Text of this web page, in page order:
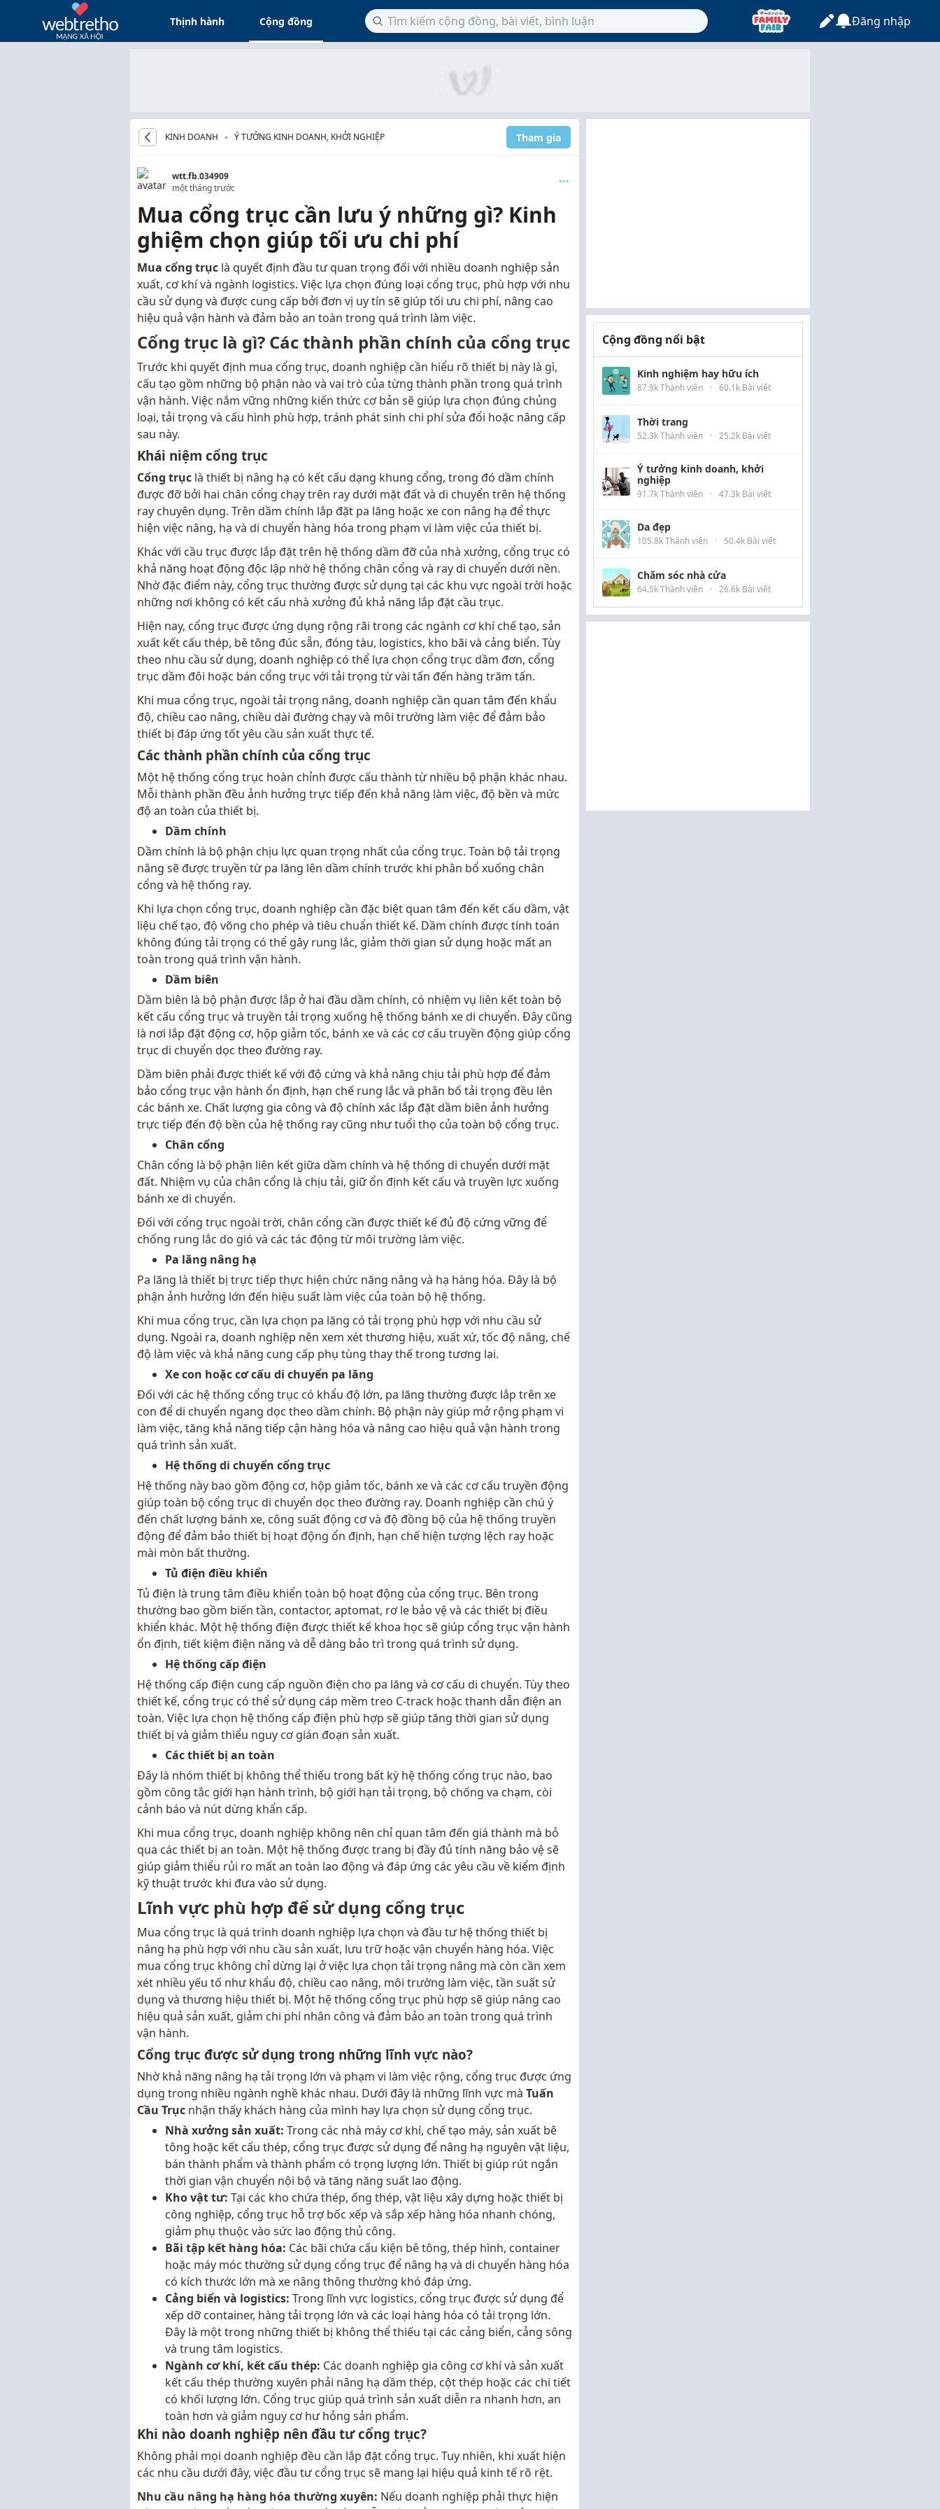
Thịnh hành Cộng đồng Đăng nhập
KINH DOANH Ý TƯỞNG KINH DOANH, KHỞI NGHIỆP Tham gia
wtt.fb.034909
một tháng trước
Mua cổng trục cần lưu ý những gì? Kinh
ghiệm chọn giúp tối ưu chi phí
Mua cổng trục là quyết định đầu tư quan trọng đối với nhiều doanh nghiệp sản
xuất, cơ khí và ngành logistics. Việc lựa chọn đúng loại cổng trục, phù hợp với nhu
cầu sử dụng và được cung cấp bởi đơn vị uy tín sẽ giúp tối ưu chi phí, nâng cao
hiệu quả vận hành và đảm bảo an toàn trong quá trình làm việc.
Cổng trục là gì? Các thành phần chính của cổng trục
Trước khi quyết định mua cổng trục, doanh nghiệp cần hiểu rõ thiết bị này là gì,
cấu tạo gồm những bộ phận nào và vai trò của từng thành phần trong quá trình
vận hành. Việc nắm vững những kiến thức cơ bản sẽ giúp lựa chọn đúng chủng
loại, tải trọng và cấu hình phù hợp, tránh phát sinh chi phí sửa đổi hoặc nâng cấp
sau này.
Khái niệm cổng trục
Cổng trục là thiết bị nâng hạ có kết cấu dạng khung cổng, trong đó dầm chính
được đỡ bởi hai chân cổng chạy trên ray dưới mặt đất và di chuyển trên hệ thống
ray chuyên dụng. Trên dầm chính lắp đặt pa lăng hoặc xe con nâng hạ để thực
hiện việc nâng, hạ và di chuyển hàng hóa trong phạm vi làm việc của thiết bị.
Khác với cầu trục được lắp đặt trên hệ thống dầm đỡ của nhà xưởng, cổng trục có
khả năng hoạt động độc lập nhờ hệ thống chân cổng và ray di chuyển dưới nền.
Nhờ đặc điểm này, cổng trục thường được sử dụng tại các khu vực ngoài trời hoặc
những nơi không có kết cấu nhà xưởng đủ khả năng lắp đặt cầu trục.
Hiện nay, cổng trục được ứng dụng rộng rãi trong các ngành cơ khí chế tạo, sản
xuất kết cấu thép, bê tông đúc sẵn, đóng tàu, logistics, kho bãi và cảng biển. Tùy
theo nhu cầu sử dụng, doanh nghiệp có thể lựa chọn cổng trục dầm đơn, cổng
trục dầm đôi hoặc bán cổng trục với tải trọng từ vài tấn đến hàng trăm tấn.
Khi mua cổng trục, ngoài tải trọng nâng, doanh nghiệp cần quan tâm đến khẩu
độ, chiều cao nâng, chiều dài đường chạy và môi trường làm việc để đảm bảo
thiết bị đáp ứng tốt yêu cầu sản xuất thực tế.
Các thành phần chính của cổng trục
Một hệ thống cổng trục hoàn chỉnh được cấu thành từ nhiều bộ phận khác nhau.
Mỗi thành phần đều ảnh hưởng trực tiếp đến khả năng làm việc, độ bền và mức
độ an toàn của thiết bị.
Dầm chính
Dầm chính là bộ phận chịu lực quan trọng nhất của cổng trục. Toàn bộ tải trọng
nâng sẽ được truyền từ pa lăng lên dầm chính trước khi phân bổ xuống chân
cổng và hệ thống ray.
Khi lựa chọn cổng trục, doanh nghiệp cần đặc biệt quan tâm đến kết cấu dầm, vật
liệu chế tạo, độ võng cho phép và tiêu chuẩn thiết kế. Dầm chính được tính toán
không đúng tải trọng có thể gây rung lắc, giảm thời gian sử dụng hoặc mất an
toàn trong quá trình vận hành.
Dầm biên
Dầm biên là bộ phận được lắp ở hai đầu dầm chính, có nhiệm vụ liên kết toàn bộ
kết cấu cổng trục và truyền tải trọng xuống hệ thống bánh xe di chuyển. Đây cũng
là nơi lắp đặt động cơ, hộp giảm tốc, bánh xe và các cơ cấu truyền động giúp cổng
trục di chuyển dọc theo đường ray.
Dầm biên phải được thiết kế với độ cứng và khả năng chịu tải phù hợp để đảm
bảo cổng trục vận hành ổn định, hạn chế rung lắc và phân bố tải trọng đều lên
các bánh xe. Chất lượng gia công và độ chính xác lắp đặt dầm biên ảnh hưởng
trực tiếp đến độ bền của hệ thống ray cũng như tuổi thọ của toàn bộ cổng trục.
Chân cổng
Chân cổng là bộ phận liên kết giữa dầm chính và hệ thống di chuyển dưới mặt
đất. Nhiệm vụ của chân cổng là chịu tải, giữ ổn định kết cấu và truyền lực xuống
bánh xe di chuyển.
Đối với cổng trục ngoài trời, chân cổng cần được thiết kế đủ độ cứng vững để
chống rung lắc do gió và các tác động từ môi trường làm việc.
Pa lăng nâng hạ
Pa lăng là thiết bị trực tiếp thực hiện chức năng nâng và hạ hàng hóa. Đây là bộ
phận ảnh hưởng lớn đến hiệu suất làm việc của toàn bộ hệ thống.
Khi mua cổng trục, cần lựa chọn pa lăng có tải trọng phù hợp với nhu cầu sử
dụng. Ngoài ra, doanh nghiệp nên xem xét thương hiệu, xuất xứ, tốc độ nâng, chế
độ làm việc và khả năng cung cấp phụ tùng thay thế trong tương lai.
Xe con hoặc cơ cấu di chuyển pa lăng
Đối với các hệ thống cổng trục có khẩu độ lớn, pa lăng thường được lắp trên xe
con để di chuyển ngang dọc theo dầm chính. Bộ phận này giúp mở rộng phạm vi
làm việc, tăng khả năng tiếp cận hàng hóa và nâng cao hiệu quả vận hành trong
quá trình sản xuất.
Hệ thống di chuyển cổng trục
Hệ thống này bao gồm động cơ, hộp giảm tốc, bánh xe và các cơ cấu truyền động
giúp toàn bộ cổng trục di chuyển dọc theo đường ray. Doanh nghiệp cần chú ý
đến chất lượng bánh xe, công suất động cơ và độ đồng bộ của hệ thống truyền
động để đảm bảo thiết bị hoạt động ổn định, hạn chế hiện tượng lệch ray hoặc
mài mòn bất thường.
Tủ điện điều khiển
Tủ điện là trung tâm điều khiển toàn bộ hoạt động của cổng trục. Bên trong
thường bao gồm biến tần, contactor, aptomat, rơ le bảo vệ và các thiết bị điều
khiển khác. Một hệ thống điện được thiết kế khoa học sẽ giúp cổng trục vận hành
ổn định, tiết kiệm điện năng và dễ dàng bảo trì trong quá trình sử dụng.
Hệ thống cấp điện
Hệ thống cấp điện cung cấp nguồn điện cho pa lăng và cơ cấu di chuyển. Tùy theo
thiết kế, cổng trục có thể sử dụng cáp mềm treo C-track hoặc thanh dẫn điện an
toàn. Việc lựa chọn hệ thống cấp điện phù hợp sẽ giúp tăng thời gian sử dụng
thiết bị và giảm thiểu nguy cơ gián đoạn sản xuất.
Các thiết bị an toàn
Đây là nhóm thiết bị không thể thiếu trong bất kỳ hệ thống cổng trục nào, bao
gồm công tắc giới hạn hành trình, bộ giới hạn tải trọng, bộ chống va chạm, còi
cảnh báo và nút dừng khẩn cấp.
Khi mua cổng trục, doanh nghiệp không nên chỉ quan tâm đến giá thành mà bỏ
qua các thiết bị an toàn. Một hệ thống được trang bị đầy đủ tính năng bảo vệ sẽ
giúp giảm thiểu rủi ro mất an toàn lao động và đáp ứng các yêu cầu về kiểm định
kỹ thuật trước khi đưa vào sử dụng.
Lĩnh vực phù hợp để sử dụng cổng trục
Mua cổng trục là quá trình doanh nghiệp lựa chọn và đầu tư hệ thống thiết bị
nâng hạ phù hợp với nhu cầu sản xuất, lưu trữ hoặc vận chuyển hàng hóa. Việc
mua cổng trục không chỉ dừng lại ở việc lựa chọn tải trọng nâng mà còn cần xem
xét nhiều yếu tố như khẩu độ, chiều cao nâng, môi trường làm việc, tần suất sử
dụng và thương hiệu thiết bị. Một hệ thống cổng trục phù hợp sẽ giúp nâng cao
hiệu quả sản xuất, giảm chi phí nhân công và đảm bảo an toàn trong quá trình
vận hành.
Cổng trục được sử dụng trong những lĩnh vực nào?
Nhờ khả năng nâng hạ tải trọng lớn và phạm vi làm việc rộng, cổng trục được ứng
dụng trong nhiều ngành nghề khác nhau. Dưới đây là những lĩnh vực mà Tuấn
Cầu Trục nhận thấy khách hàng của mình hay lựa chọn sử dụng cổng trục.
Nhà xưởng sản xuất: Trong các nhà máy cơ khí, chế tạo máy, sản xuất bê
tông hoặc kết cấu thép, cổng trục được sử dụng để nâng hạ nguyên vật liệu,
bán thành phẩm và thành phẩm có trọng lượng lớn. Thiết bị giúp rút ngắn
thời gian vận chuyển nội bộ và tăng năng suất lao động.
Kho vật tư: Tại các kho chứa thép, ống thép, vật liệu xây dựng hoặc thiết bị
công nghiệp, cổng trục hỗ trợ bốc xếp và sắp xếp hàng hóa nhanh chóng,
giảm phụ thuộc vào sức lao động thủ công.
Bãi tập kết hàng hóa: Các bãi chứa cấu kiện bê tông, thép hình, container
hoặc máy móc thường sử dụng cổng trục để nâng hạ và di chuyển hàng hóa
có kích thước lớn mà xe nâng thông thường khó đáp ứng.
Cảng biển và logistics: Trong lĩnh vực logistics, cổng trục được sử dụng để
xếp dỡ container, hàng tải trọng lớn và các loại hàng hóa có tải trọng lớn.
Đây là một trong những thiết bị không thể thiếu tại các cảng biển, cảng sông
và trung tâm logistics.
Ngành cơ khí, kết cấu thép: Các doanh nghiệp gia công cơ khí và sản xuất
kết cấu thép thường xuyên phải nâng hạ dầm thép, cột thép hoặc các chi tiết
có khối lượng lớn. Cổng trục giúp quá trình sản xuất diễn ra nhanh hơn, an
toàn hơn và giảm nguy cơ hư hỏng sản phẩm.
Khi nào doanh nghiệp nên đầu tư cổng trục?
Không phải mọi doanh nghiệp đều cần lắp đặt cổng trục. Tuy nhiên, khi xuất hiện
các nhu cầu dưới đây, việc đầu tư cổng trục sẽ mang lại hiệu quả kinh tế rõ rệt.
Nhu cầu nâng hạ hàng hóa thường xuyên: Nếu doanh nghiệp phải thực hiện
Cộng đồng nổi bật
Kinh nghiệm hay hữu ích
87.9k Thành viên · 60.1k Bài viết
Thời trang
52.3k Thành viên · 25.2k Bài viết
Ý tưởng kinh doanh, khởi
nghiệp
91.7k Thành viên · 47.3k Bài viết
Da đẹp
105.8k Thành viên · 50.4k Bài viết
Chăm sóc nhà cửa
64.5k Thành viên · 26.6k Bài viết